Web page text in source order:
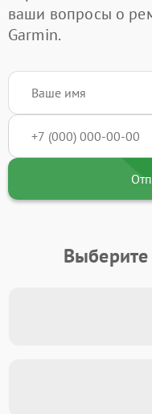
ваши вопросы о
Garmin.
Выберите